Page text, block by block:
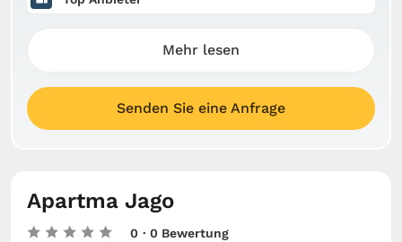
Mehr lesen
Senden Sie eine Anfrage
Apartma Jago
0 · 0 Bewertung